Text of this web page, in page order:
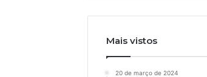
Mais vistos
20 de março de 2024